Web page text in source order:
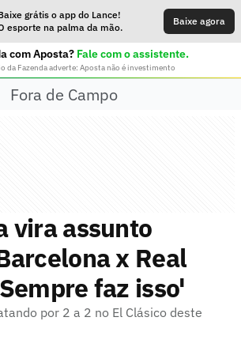
grátis o app do Lance!
esporte na palma da mão.
Baixe agora
com Aposta? Fale com o assistente.
da Fazenda adverte: Aposta não é investimento
Fora de Campo
vira assunto
x Real
faz isso'
por 2 a 2 no El Clásico deste